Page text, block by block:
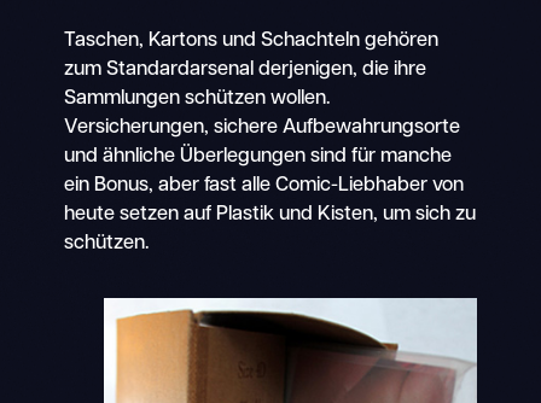
Taschen, Kartons und Schachteln gehören
zum Standardarsenal derjenigen, die ihre
Sammlungen schützen wollen.
Versicherungen, sichere Aufbewahrungsorte
und ähnliche Überlegungen sind für manche
ein Bonus, aber fast alle Comic-Liebhaber von
heute setzen auf Plastik und Kisten, um sich zu
schützen.